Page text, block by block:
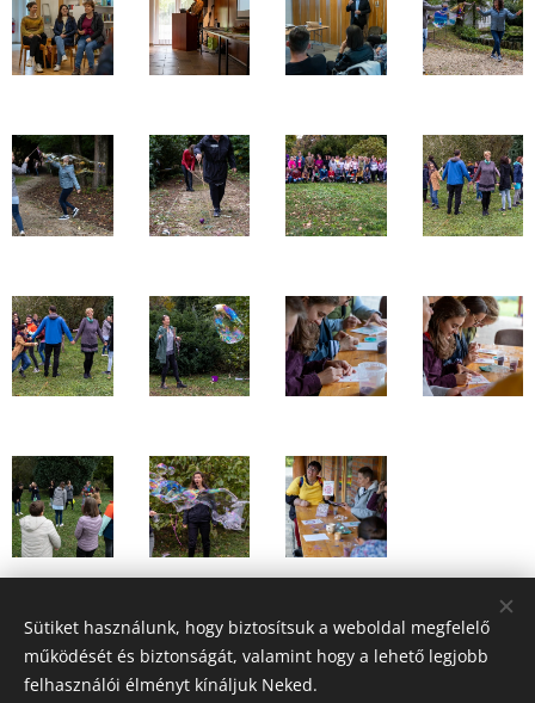
Share
Sütiket használunk, hogy biztosítsuk a weboldal megfelelő
működését és biztonságát, valamint hogy a lehető legjobb
felhasználói élményt kínáljuk Neked.